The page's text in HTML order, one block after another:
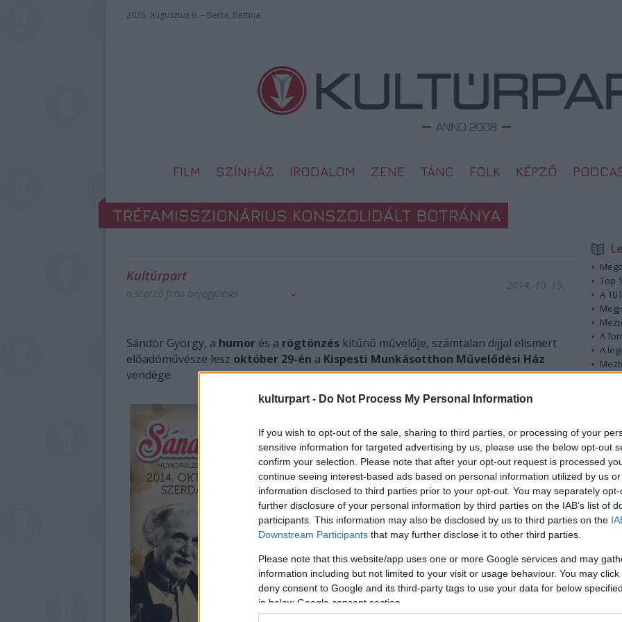
kulturpart - Do Not Process My Personal Information
If you wish to opt-out of the sale, sharing to third parties, or processing of your
sensitive information for targeted advertising by us, please use the below opt-out
confirm your selection. Please note that after your opt-out request is processed
continue seeing interest-based ads based on personal information utilized by us
information disclosed to third parties prior to your opt-out. You may separately
further disclosure of your personal information by third parties on the IAB’s list of
participants. This information may also be disclosed by us to third parties on the
Downstream Participants that may further disclose it to other third parties.
Please note that this website/app uses one or more Google services and may
information including but not limited to your visit or usage behaviour. You may
deny consent to Google and its third-party tags to use your data for below
in below Google consent section.
2026. augusztus 6. – Berta, Bettina
FILM SZÍNHÁZ IRODALOM ZENE TÁNC FOLK KÉPZŐ
TRÉFAMISSZIONÁRIUS KONSZOLIDÁLT BOTRÁNYA
Kultúrpart
a szerző friss bejegyzései
2014. 10. 19.
Sándor György, a humor és a rögtönzés kitűnő művelője, számtalan díjjal elismert
előadóművésze lesz október 29-én a Kispesti Munkásotthon Művelődési Ház
vendége.
Hogy kicsoda Sándor György?
Mókanomádoló? Kabaréhittérítő? A hitetlenség
korának nevettetője? Röhögtető prédikátor? -
Nemcsak! Is!
A 76 éves Kossuth- és Jászai Mari-díjas Sándor
György első önálló előadóestje 1965-ben volt az
Egyetemi Színpadon,Emlékszem még
nagyanyámra
címmel. Hamarosan felléphetett a
Vidám Színpadon és a Mikroszkóp Színpadon.
Sikeresen alakította a televíziós kabaré
kifejezésrendszerét. Publikált többek között az
Új Magyarország és a Magyar Nemzet
Top
A 10
A
A